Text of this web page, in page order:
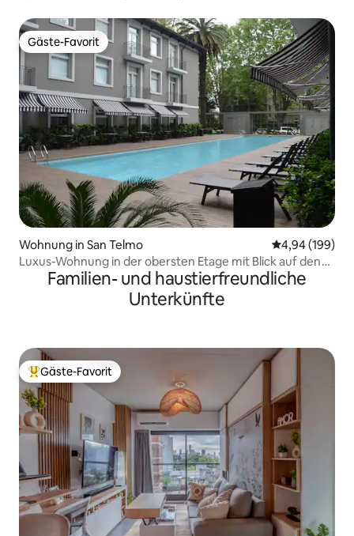
Gäste-Favorit
Gäste-Favorit
Wohnung in San Telmo
4,94 (199)
Luxus-Wohnung in der obersten Etage mit Blick auf den
Fluss und die Stadt
Familien- und haustierfreundliche
Unterkünfte
Beliebter Gäste-Favorit.
Gäste-Favorit